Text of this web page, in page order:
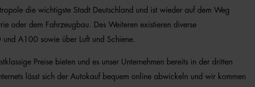
die wichtigste Stadt Deutschland und ist wieder auf dem Weg
oder dem Fahrzeugbau. Des Weiteren existieren diverse
A100 sowie über Luft und Schiene.
Preise bieten und es unser Unternehmen bereits in der dritten
lässt sich der Autokauf bequem online abwickeln und wir kommen